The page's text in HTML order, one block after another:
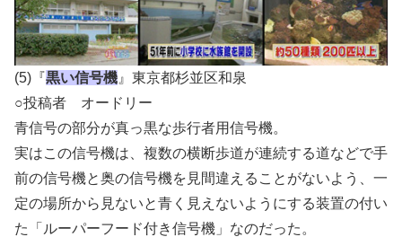
(5)『黒い信号機 』東京都杉並区和泉
○投稿者 オードリー
青信号の部分が真っ黒な歩行者用信号機。
実はこの信号機は、複数の横断歩道が連続する道などで手
前の信号機と奥の信号機を見間違えることがないよう、一
定の場所から見ないと青く見えないようにする装置の付い
た「ルーパーフード付き信号機」なのだった。